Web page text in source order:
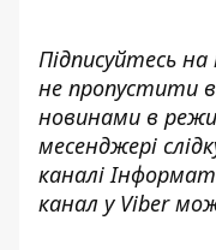
Підписуйтесь
не пропустити
новинами в
месенджері
каналі
канал у Viber